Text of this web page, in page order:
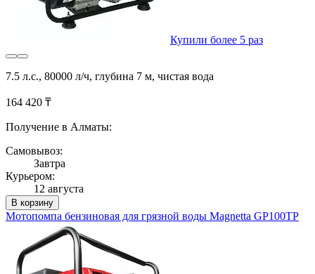
Купили более 5 раз
7.5 л.с., 80000 л/ч, глубина 7 м, чистая вода
164 420 ₸
Получение в Алматы:
Самовывоз:
Завтра
Курьером:
12 августа
В корзину
Мотопомпа бензиновая для грязной воды Magnetta GP100TP